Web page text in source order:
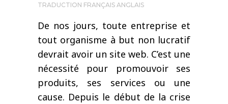
TRADUCTION FRANÇAIS ANGLAIS
De nos jours, toute entreprise et
tout organisme à but non lucratif
devrait avoir un site web. C’est une
nécessité pour promouvoir ses
produits, ses services ou une
cause. Depuis le début de la crise